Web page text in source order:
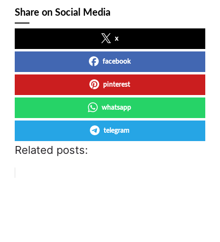
Share on Social Media
x
facebook
pinterest
whatsapp
telegram
Related posts: